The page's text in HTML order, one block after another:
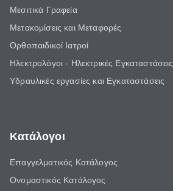
Μεσιτικά Γραφεία
Μετακομίσεις και Μεταφορές
Ορθοπαιδικοί Ιατροί
Ηλεκτρολόγοι - Ηλεκτρικές Εγκαταστάσεις
Υδραυλικές εργασίες και Εγκαταστάσεις
Κατάλογοι
Επαγγελματικός Κατάλογος
Ονομαστικός Κατάλογος